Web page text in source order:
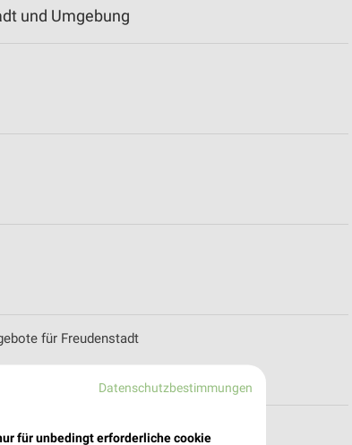
und Umgebung
für Freudenstadt
Datenschutzbestimmungen
für unbedingt erforderliche cookie